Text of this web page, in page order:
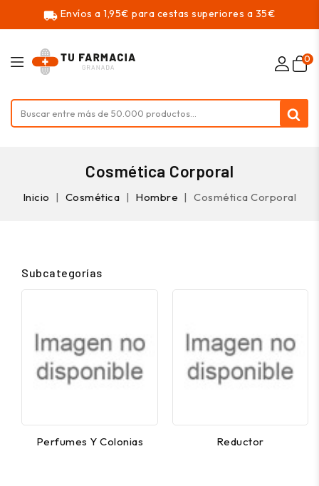
local_shipping Envíos a 1,95€ para cestas superiores a 35€
0
Cosmética Corporal
Inicio Cosmética Hombre Cosmética Corporal
Subcategorías
Perfumes Y Colonias Reductor